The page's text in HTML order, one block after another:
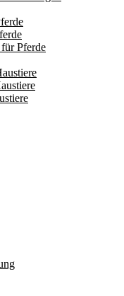
Pferde